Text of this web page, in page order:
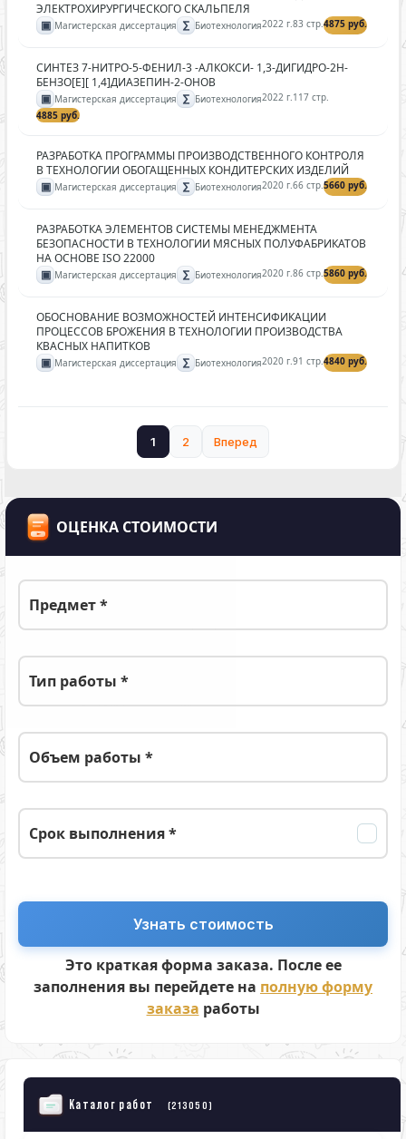
ЭЛЕКТРОХИРУРГИЧЕСКОГО СКАЛЬПЕЛЯ
▣ Магистерская диссертация ∑ Биотехнология2022 г.83 стр.4875 руб.
СИНТЕЗ 7-НИТРО-5-ФЕНИЛ-3 -АЛКОКСИ- 1,3-ДИГИДРО-2Н-
БЕНЗО[Е][ 1,4]ДИАЗЕПИН-2-ОНОВ
▣ Магистерская диссертация ∑ Биотехнология2022 г.117 стр.
4885 руб.
РАЗРАБОТКА ПРОГРАММЫ ПРОИЗВОДСТВЕННОГО КОНТРОЛЯ
В ТЕХНОЛОГИИ ОБОГАЩЕННЫХ КОНДИТЕРСКИХ ИЗДЕЛИЙ
▣ Магистерская диссертация ∑ Биотехнология2020 г.66 стр.5660 руб.
РАЗРАБОТКА ЭЛЕМЕНТОВ СИСТЕМЫ МЕНЕДЖМЕНТА
БЕЗОПАСНОСТИ В ТЕХНОЛОГИИ МЯСНЫХ ПОЛУФАБРИКАТОВ
НА ОСНОВЕ ISO 22000
▣ Магистерская диссертация ∑ Биотехнология2020 г.86 стр.5860 руб.
ОБОСНОВАНИЕ ВОЗМОЖНОСТЕЙ ИНТЕНСИФИКАЦИИ
ПРОЦЕССОВ БРОЖЕНИЯ В ТЕХНОЛОГИИ ПРОИЗВОДСТВА
КВАСНЫХ НАПИТКОВ
▣ Магистерская диссертация ∑ Биотехнология2020 г.91 стр.4840 руб.
1 2 Вперед
ОЦЕНКА СТОИМОСТИ
Предмет *
Тип работы *
Объем работы *
Срок выполнения *
Это краткая форма заказа. После ее
заполнения вы перейдете на полную форму
заказа работы
Каталог работ (213050)